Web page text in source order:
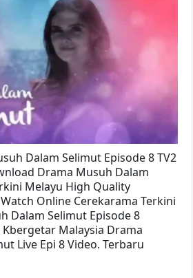
Dalam Selimut Episode 8 TV2
Drama Musuh Dalam
Melayu High Quality
Online Cerekarama Terkini
Dalam Selimut Episode 8
Malaysia Drama
Live Epi 8 Video. Terbaru